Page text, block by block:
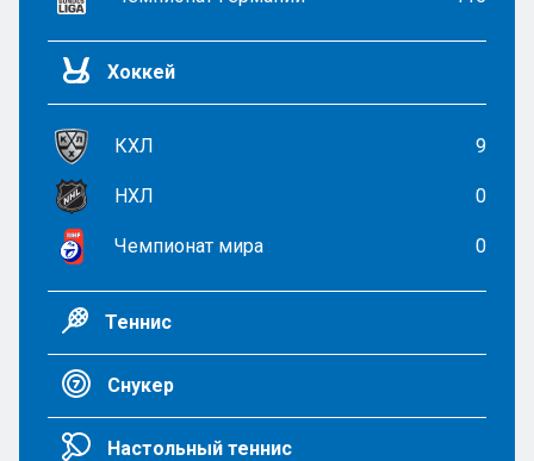
Хоккей
КХЛ 9
НХЛ 0
Чемпионат мира 0
Теннис
Снукер
Настольный теннис